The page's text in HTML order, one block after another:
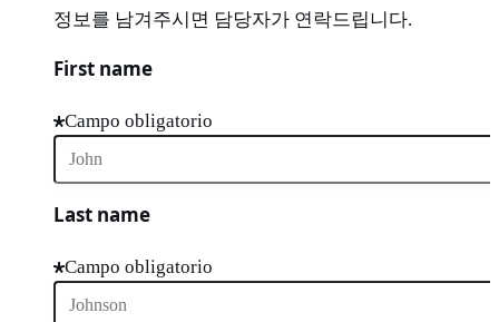
정보를 남겨주시면 담당자가 연락드립니다.
First name
Campo obligatorio
Last name
Campo obligatorio